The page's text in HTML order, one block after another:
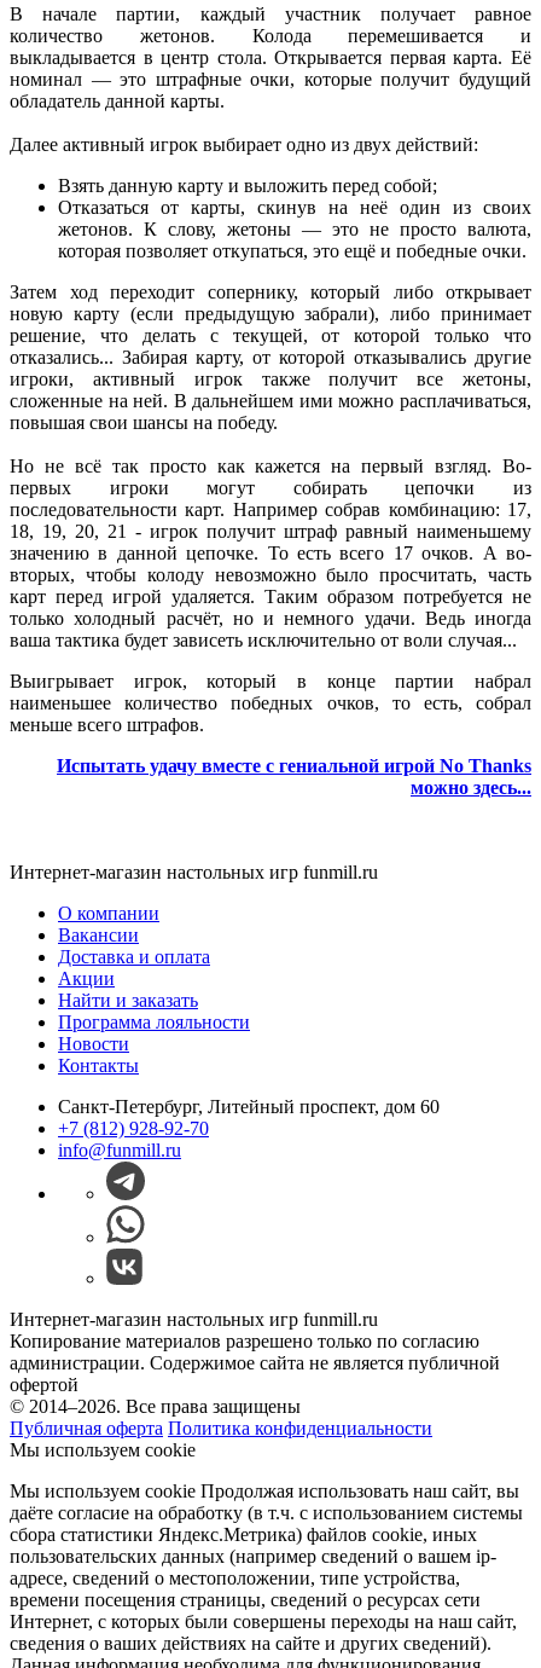
В начале партии, каждый участник получает равное
количество жетонов. Колода перемешивается и
выкладывается в центр стола. Открывается первая карта. Её
номинал — это штрафные очки, которые получит будущий
обладатель данной карты.
Далее активный игрок выбирает одно из двух действий:
Взять данную карту и выложить перед собой;
Отказаться от карты, скинув на неё один из своих
жетонов. К слову, жетоны — это не просто валюта,
которая позволяет откупаться, это ещё и победные очки.
Затем ход переходит сопернику, который либо открывает
новую карту (если предыдущую забрали), либо принимает
решение, что делать с текущей, от которой только что
отказались... Забирая карту, от которой отказывались другие
игроки, активный игрок также получит все жетоны,
сложенные на ней. В дальнейшем ими можно расплачиваться,
повышая свои шансы на победу.
Но не всё так просто как кажется на первый взгляд. Во-
первых игроки могут собирать цепочки из
последовательности карт. Например собрав комбинацию: 17,
18, 19, 20, 21 - игрок получит штраф равный наименьшему
значению в данной цепочке. То есть всего 17 очков. А во-
вторых, чтобы колоду невозможно было просчитать, часть
карт перед игрой удаляется. Таким образом потребуется не
только холодный расчёт, но и немного удачи. Ведь иногда
ваша тактика будет зависеть исключительно от воли случая...
Выигрывает игрок, который в конце партии набрал
наименьшее количество победных очков, то есть, собрал
меньше всего штрафов.
Испытать удачу вместе с гениальной игрой No Thanks
можно здесь...
Интернет-магазин настольных игр funmill.ru
О компании
Вакансии
Доставка и оплата
Акции
Найти и заказать
Программа лояльности
Новости
Контакты
Санкт-Петербург, Литейный проспект, дом 60
+7 (812) 928-92-70
info@funmill.ru
Интернет-магазин настольных игр funmill.ru
Копирование материалов разрешено только по согласию
администрации. Содержимое сайта не является публичной
офертой
© 2014–2026. Все права защищены
Публичная оферта Политика конфиденциальности
Мы используем cookie
Мы используем cookie Продолжая использовать наш cайт, вы
даёте согласие на обработку (в т.ч. с использованием системы
сбора статистики Яндекс.Метрика) файлов cookie, иных
пользовательских данных (например сведений о вашем ip-
адресе, сведений о местоположении, типе устройства,
времени посещения страницы, сведений о ресурсах сети
Интернет, с которых были совершены переходы на наш сайт,
сведения о ваших действиях на сайте и других сведений).